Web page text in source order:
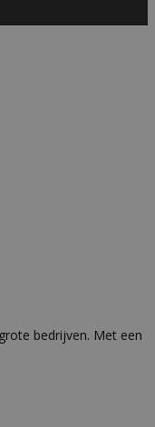
bedrijven. Met een